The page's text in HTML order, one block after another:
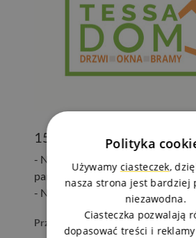
15% rabatu
- Na cały asortyment (drzwi z
parapety, klamki, akcesoria)
- Nie dotyczy montażu
Przejdź do sklepu
Polityka
Używamy ciasteczek,
nasza strona jest bardziej
niezawodna.
Ciasteczka pozwalają
dopasować treści i